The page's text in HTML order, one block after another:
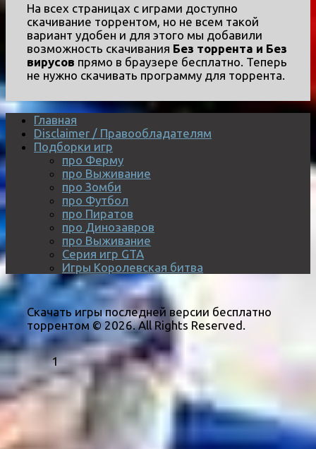
На всех страницах с играми доступно
скачивание торрентом, но не всем такой
вариант удобен и для этого мы добавили
возможность скачивания Без торрента и Без
вирусов прямо в браузере бесплатно. Теперь
не нужно скачивать программу для торрента.
Главная
Disclaimer / Правообладателям
Подборки игр
про Ферму
про Выживание
про Зомби
про Футбол
про Пиратов
про Динозавров
про Выживание
Серия игр GTA
Игры Королевская битва
Скачать игры последней версии бесплатно
торрентом © 2026. All Rights Reserved.
1